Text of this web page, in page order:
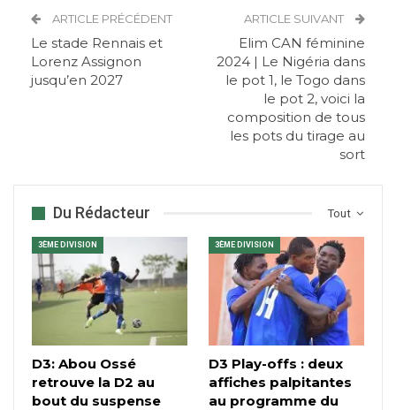
ARTICLE PRÉCÉDENT
Le stade Rennais et
Lorenz Assignon
jusqu’en 2027
ARTICLE SUIVANT
Elim CAN féminine
2024 | Le Nigéria dans
le pot 1, le Togo dans
le pot 2, voici la
composition de tous
les pots du tirage au
sort
Tout
Du Rédacteur
3ÈME DIVISION
D3: Abou Ossé
retrouve la D2 au
bout du suspense
3ÈME DIVISION
D3 Play-offs : deux
affiches palpitantes
au programme du